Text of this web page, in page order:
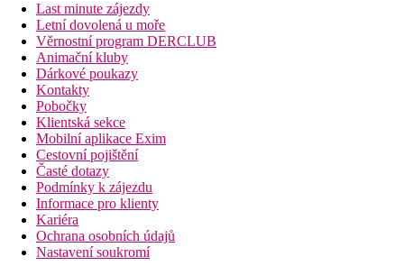
Last minute zájezdy
Letní dovolená u moře
Věrnostní program DERCLUB
Animační kluby
Dárkové poukazy
Kontakty
Pobočky
Klientská sekce
Mobilní aplikace Exim
Cestovní pojištění
Časté dotazy
Podmínky k zájezdu
Informace pro klienty
Kariéra
Ochrana osobních údajů
Nastavení soukromí